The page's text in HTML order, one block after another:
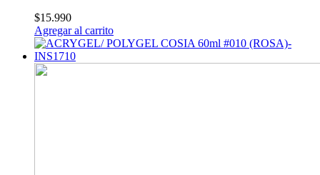
$15.990
Agregar al carrito